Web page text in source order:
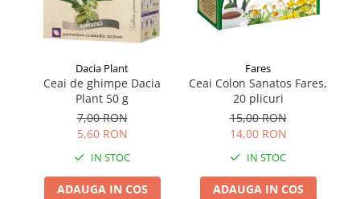
Dacia Plant
Ceai de ghimpe Dacia
Plant 50 g
7,00 RON
5,60 RON
IN STOC
ADAUGA IN COS
Fares
Ceai Colon Sanatos Fares,
20 plicuri
15,00 RON
14,00 RON
IN STOC
ADAUGA IN COS